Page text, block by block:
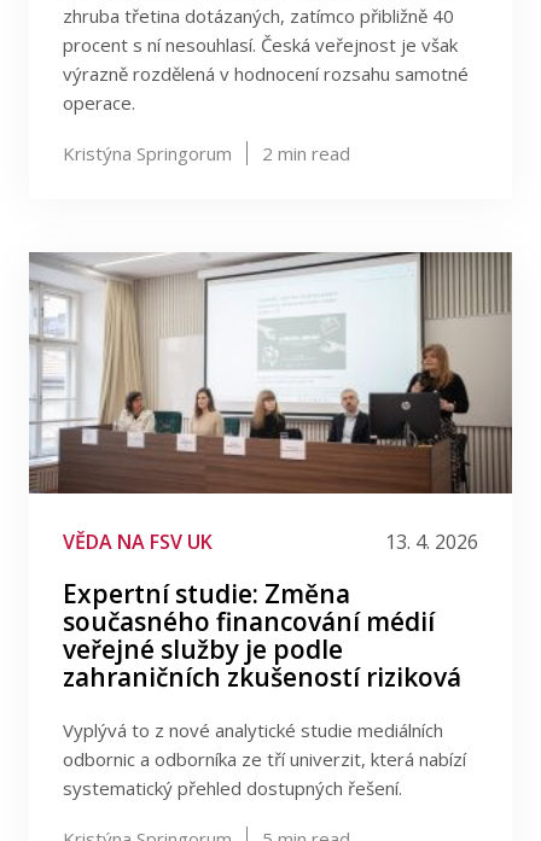
zhruba třetina dotázaných, zatímco přibližně 40
procent s ní nesouhlasí. Česká veřejnost je však
výrazně rozdělená v hodnocení rozsahu samotné
operace.
Kristýna Springorum 2 min read
VĚDA NA FSV UK 13. 4. 2026
Expertní studie: Změna
současného financování médií
veřejné služby je podle
zahraničních zkušeností riziková
Vyplývá to z nové analytické studie mediálních
odbornic a odborníka ze tří univerzit, která nabízí
systematický přehled dostupných řešení.